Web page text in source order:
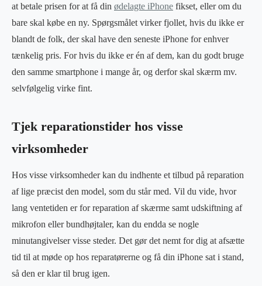
at betale prisen for at få din ødelagte iPhone fikset, eller om du
bare skal købe en ny. Spørgsmålet virker fjollet, hvis du ikke er
blandt de folk, der skal have den seneste iPhone for enhver
tænkelig pris. For hvis du ikke er én af dem, kan du godt bruge
den samme smartphone i mange år, og derfor skal skærm mv.
selvfølgelig virke fint.
Tjek reparationstider hos visse
virksomheder
Hos visse virksomheder kan du indhente et tilbud på reparation
af lige præcist den model, som du står med. Vil du vide, hvor
lang ventetiden er for reparation af skærme samt udskiftning af
mikrofon eller bundhøjtaler, kan du endda se nogle
minutangivelser visse steder. Det gør det nemt for dig at afsætte
tid til at møde op hos reparatørerne og få din iPhone sat i stand,
så den er klar til brug igen.